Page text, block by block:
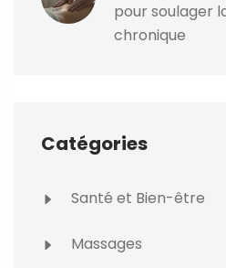
pour soulager
chronique
Catégories
Santé et Bien-être
Massages